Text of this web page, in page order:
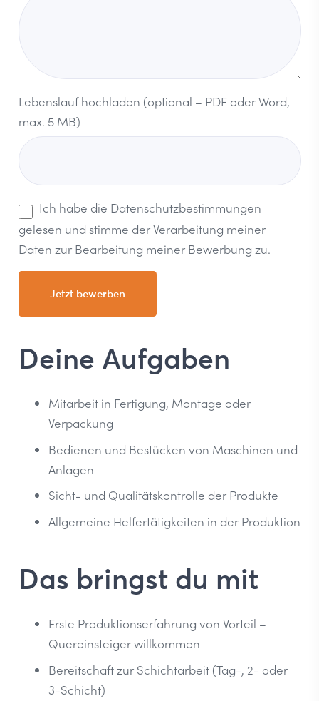
Lebenslauf hochladen (optional – PDF oder Word,
max. 5 MB)
Ich habe die Datenschutzbestimmungen
gelesen und stimme der Verarbeitung meiner
Daten zur Bearbeitung meiner Bewerbung zu.
Deine Aufgaben
Mitarbeit in Fertigung, Montage oder
Verpackung
Bedienen und Bestücken von Maschinen und
Anlagen
Sicht- und Qualitätskontrolle der Produkte
Allgemeine Helfertätigkeiten in der Produktion
Das bringst du mit
Erste Produktionserfahrung von Vorteil –
Quereinsteiger willkommen
Bereitschaft zur Schichtarbeit (Tag-, 2- oder
3-Schicht)